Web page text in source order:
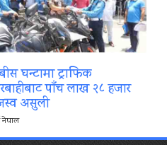
घन्टामा ट्राफिक
पाँच लाख २८ हजार
असुली
नेपाल